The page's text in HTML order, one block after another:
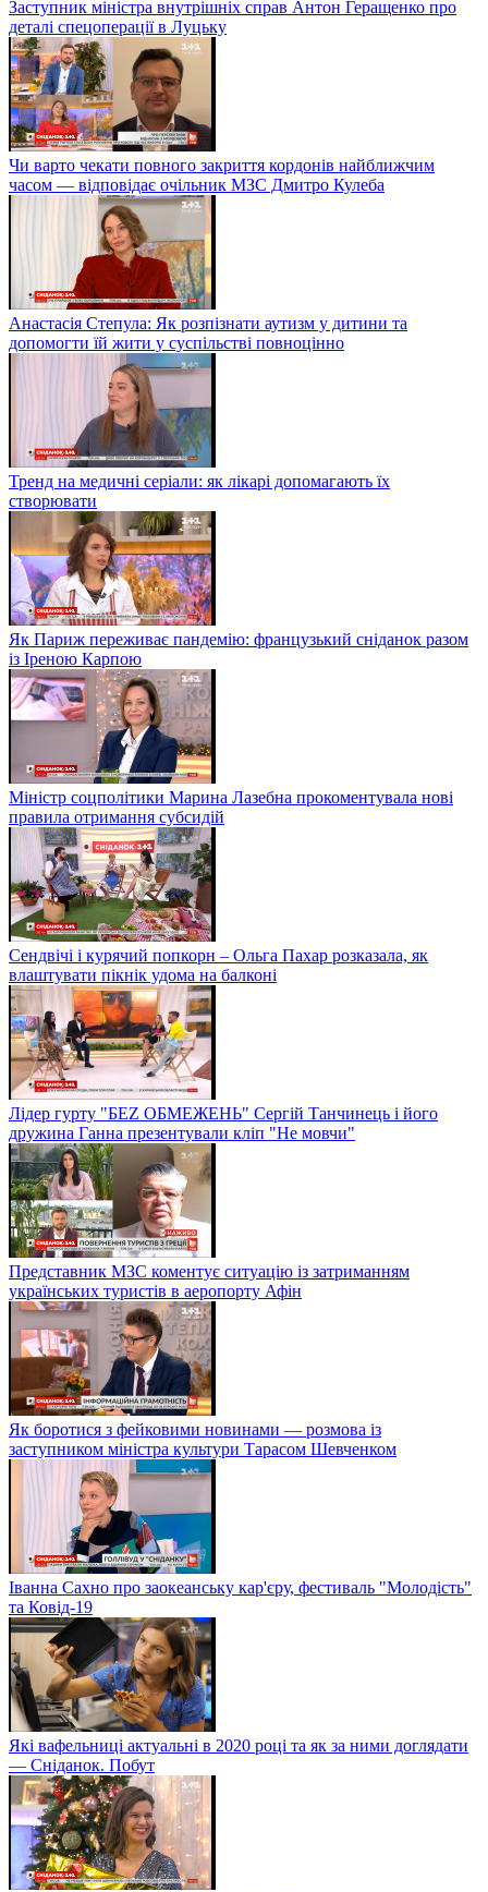
Заступник міністра внутрішніх справ Антон Геращенко про
деталі спецоперації в Луцьку
Чи варто чекати повного закриття кордонів найближчим
часом — відповідає очільник МЗС Дмитро Кулеба
Анастасія Степула: Як розпізнати аутизм у дитини та
допомогти їй жити у суспільстві повноцінно
Тренд на медичні серіали: як лікарі допомагають їх
створювати
Як Париж переживає пандемію: французький сніданок разом
із Іреною Карпою
Міністр соцполітики Марина Лазебна прокоментувала нові
правила отримання субсидій
Сендвічі і курячий попкорн – Ольга Пахар розказала, як
влаштувати пікнік удома на балконі
Лідер гурту "БЕZ ОБМЕЖЕНЬ" Сергій Танчинець і його
дружина Ганна презентували кліп "Не мовчи"
Представник МЗС коментує ситуацію із затриманням
українських туристів в аеропорту Афін
Як боротися з фейковими новинами — розмова із
заступником міністра культури Тарасом Шевченком
Іванна Сахно про заокеанську кар'єру, фестиваль "Молодість"
та Ковід-19
Які вафельниці актуальні в 2020 році та як за ними доглядати
— Сніданок. Побут